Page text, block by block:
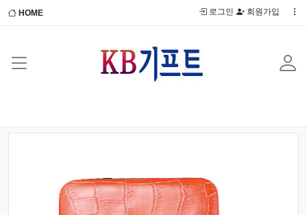
HOME 로그인 회원가입